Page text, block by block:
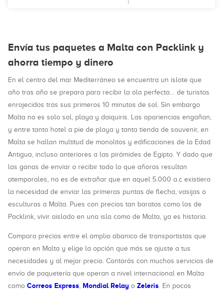
Envía tus paquetes a Malta con Packlink y
ahorra tiempo y dinero
En el centro del mar Mediterráneo se encuentra un islote que
año tras año se prepara para recibir la ola perfecta… de turistas
enrojecidos tras sus primeros 10 minutos de sol. Sin embargo
Malta no es solo sol, playa y daiquiris. Las apariencias engañan,
y entre tanto hotel a pie de playa y tanta tienda de souvenir, en
Malta se hallan multitud de monolitos y edificaciones de la Edad
Antigua, incluso anteriores a las pirámides de Egipto. Y dado que
las ganas de enviar o recibir todo lo que añoras resultan
atemporales, no es de extrañar que en aquel 5.000 a.c existiera
la necesidad de enviar las primeras puntas de flecha, vasijas o
esculturas a Malta. Pues con precios tan baratos como los de
Packlink, vivir aislado en una isla como de Malta, ya es historia.
Compara precios entre el amplio abanico de transportistas que
operan en Malta y elige la opción que más se ajuste a tus
necesidades y al mejor precio. Contarás con muchos servicios de
envío de paquetería que operan a nivel internacional en Malta
como Correos Express, Mondial Relay o Zeleris. En pocos